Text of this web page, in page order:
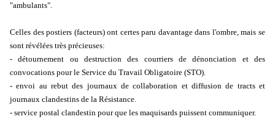
"ambulants".
Celles des postiers (facteurs) ont certes paru davantage dans l'ombre, mais se
sont révélées très précieuses:
- détournement ou destruction des courriers de dénonciation et des
convocations pour le Service du Travail Obligatoire (STO).
- envoi au rebut des journaux de collaboration et diffusion de tracts et
journaux clandestins de la Résistance.
- service postal clandestin pour que les maquisards puissent communiquer.